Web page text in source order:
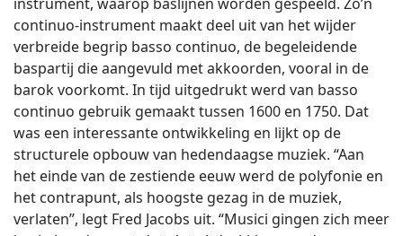
continuo-instrument maakt deel uit van het wijder
verbreide begrip basso continuo, de begeleidende
baspartij die aangevuld met akkoorden, vooral in de
barok voorkomt. In tijd uitgedrukt werd van basso
continuo gebruik gemaakt tussen 1600 en 1750. Dat
was een interessante ontwikkeling en lijkt op de
structurele opbouw van hedendaagse muziek. “Aan
het einde van de zestiende eeuw werd de polyfonie en
het contrapunt, als hoogste gezag in de muziek,
verlaten”, legt Fred Jacobs uit. “Musici gingen zich meer